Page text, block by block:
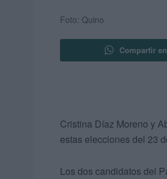
Foto: Quino
Compartir
Cristina Díaz Moreno y
estas elecciones del 23
Los dos candidatos del